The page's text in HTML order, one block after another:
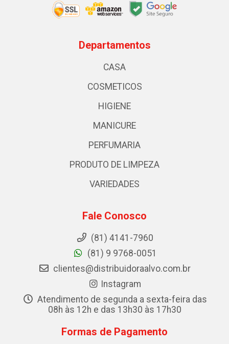
Departamentos
CASA
COSMETICOS
HIGIENE
MANICURE
PERFUMARIA
PRODUTO DE LIMPEZA
VARIEDADES
Fale Conosco
(81) 4141-7960
(81) 9 9768-0051
clientes@distribuidoraalvo.com.br
Instagram
Atendimento de segunda a sexta-feira das
08h às 12h e das 13h30 às 17h30
Formas de Pagamento